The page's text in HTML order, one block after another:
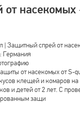
| Защитный спрей от
Германия
от насекомых от S-
клещей и комаров на
и детей от 2 лет. С
защи